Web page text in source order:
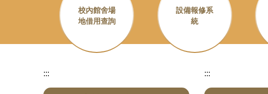
校內館舍場
地借用查詢
設備報修系
統
::: :::